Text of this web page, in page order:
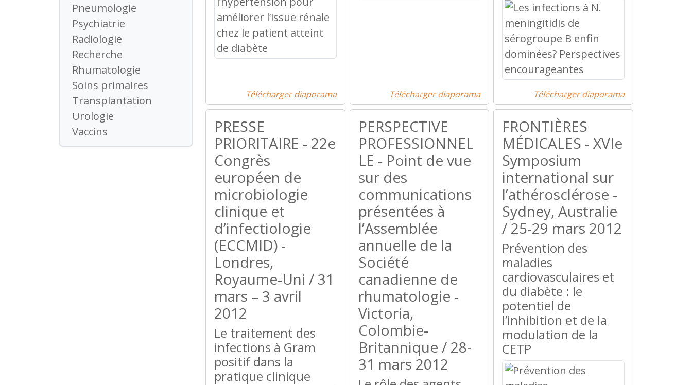
Pneumologie
Psychiatrie
Radiologie
Recherche
Rhumatologie
Soins primaires
Transplantation
Urologie
Vaccins
Télécharger diaporama Télécharger diaporama Télécharger diaporama
PRESSE
PRIORITAIRE - 22e
Congrès
européen de
microbiologie
clinique et
d’infectiologie
(ECCMID) -
Londres,
Royaume-Uni / 31
mars – 3 avril
2012
Le traitement des
infections à Gram
positif dans la
pratique clinique
PERSPECTIVE
PROFESSIONNEL
LE - Point de vue
sur des
communications
présentées à
l’Assemblée
annuelle de la
Société
canadienne de
rhumatologie -
Victoria,
Colombie-
Britannique / 28-
31 mars 2012
FRONTIÈRES
MÉDICALES - XVIe
Symposium
international sur
l’athérosclérose -
Sydney, Australie
/ 25-29 mars 2012
Prévention des
maladies
cardiovasculaires et
du diabète : le
potentiel de
l’inhibition et de la
modulation de la
CETP